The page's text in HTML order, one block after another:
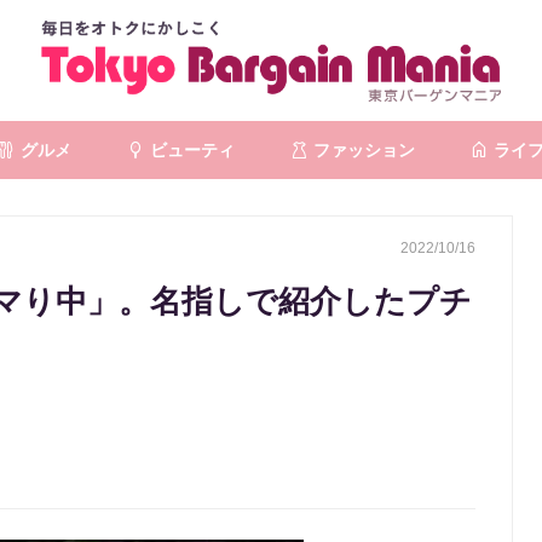
グルメ ビューティ ファッション ライフ
2022/10/16
り中」。名指しで紹介したプチ